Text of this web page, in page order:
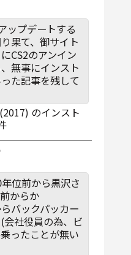
ップデートする
果て、御サイト
CS2のアンイン
無事にインスト
た記事を残して
のインスト
位前から黒沢さ
からか
バックパッカー
社役員の為、ビ
ったことが無い